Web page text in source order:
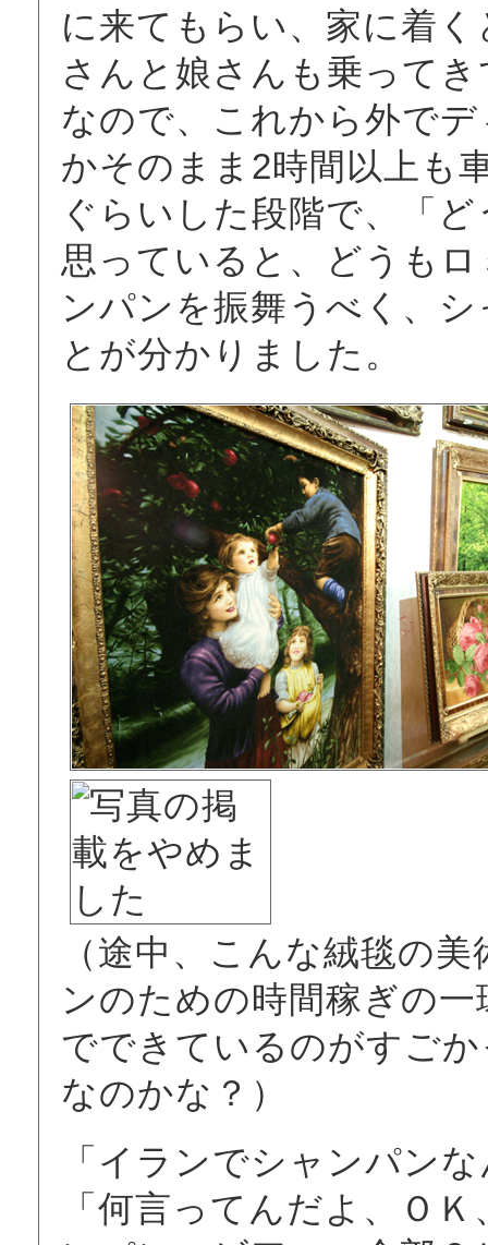
に来てもらい、家に着
さんと娘さんも乗って
なので、これから外で
かそのまま2時間以上も
ぐらいした段階で、「
思っていると、どうも
ンパンを振舞うべく、
とが分かりました。
（途中、こんな絨毯の
ンのための時間稼ぎの
でできているのがすご
なのかな？）
「イランでシャンパン
「何言ってんだよ、Ｏ